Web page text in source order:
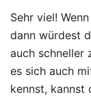
Sehr viel!
dann würdest
auch schneller
es sich auch
kennst, kannst